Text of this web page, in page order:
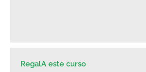
RegalA este curso